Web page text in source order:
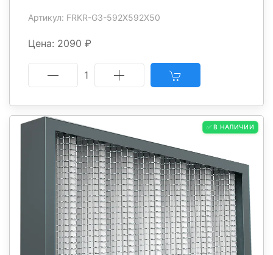
Артикул: FRKR-G3-592X592X50
Цена: 2090 ₽
1
✅ В НАЛИЧИИ